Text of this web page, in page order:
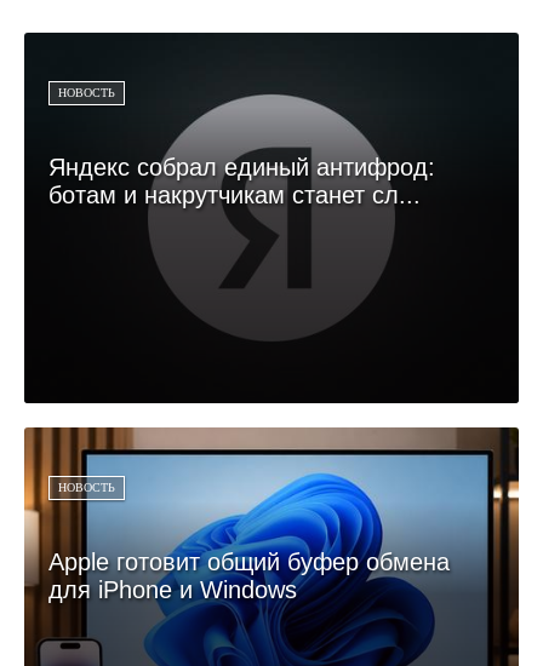
НОВОСТЬ
Яндекс собрал единый антифрод:
ботам и накрутчикам станет сл...
НОВОСТЬ
Apple готовит общий буфер обмена
для iPhone и Windows